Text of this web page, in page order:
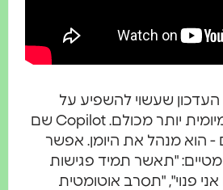
שעשוי להשפיע על
שגרת העבודה היומיומית יותר מכולם. Copilot שם
את היומן. אפשר
"תאשר תמיד פגישות
"תסרב אוטומטית